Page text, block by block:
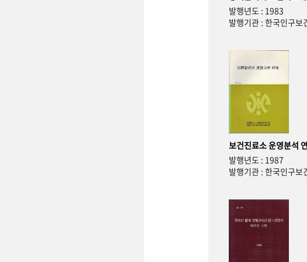
발행년도 : 1983
발행기관 : 한국인구보
보건진료소 운영분석
발행년도 : 1987
발행기관 : 한국인구보